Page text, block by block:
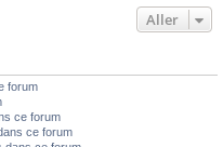
Aller
forum
ce forum
ce forum